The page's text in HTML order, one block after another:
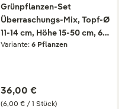
Grünpflanzen-Set
Überraschungs-Mix, Topf-Ø
11-14 cm, Höhe 15-50 cm, 6
Pflanzen
Variante: 6 Pflanzen
(6,00 € / 1 Stück)
36,00 €